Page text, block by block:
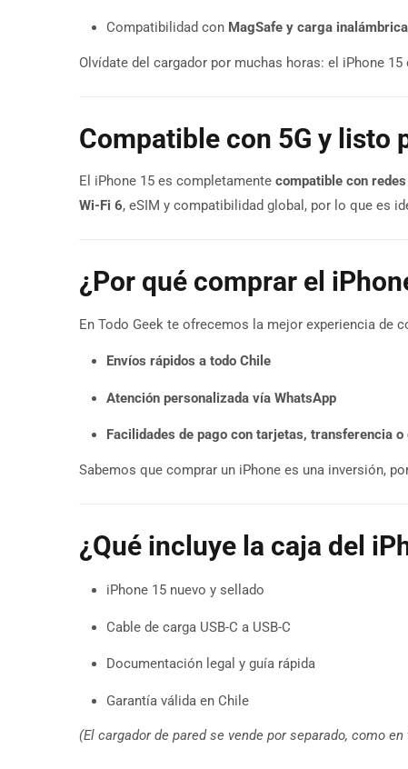
Compatibilidad con MagSafe y carga
Olvídate del cargador por muchas horas: el iPhone
Compatible con 5G y listo
El iPhone 15 es completamente compatible con redes
Wi-Fi 6, eSIM y compatibilidad global, por lo que es
¿Por qué comprar el
En Todo Geek te ofrecemos la mejor experiencia de
Envíos rápidos a todo Chile
Atención personalizada vía WhatsApp
Facilidades de pago con tarjetas, transferencia o
Sabemos que comprar un iPhone es una inversión,
¿Qué incluye la caja del
iPhone 15 nuevo y sellado
Cable de carga USB-C a USB-C
Documentación legal y guía rápida
Garantía válida en Chile
(El cargador de pared se vende por separado, como